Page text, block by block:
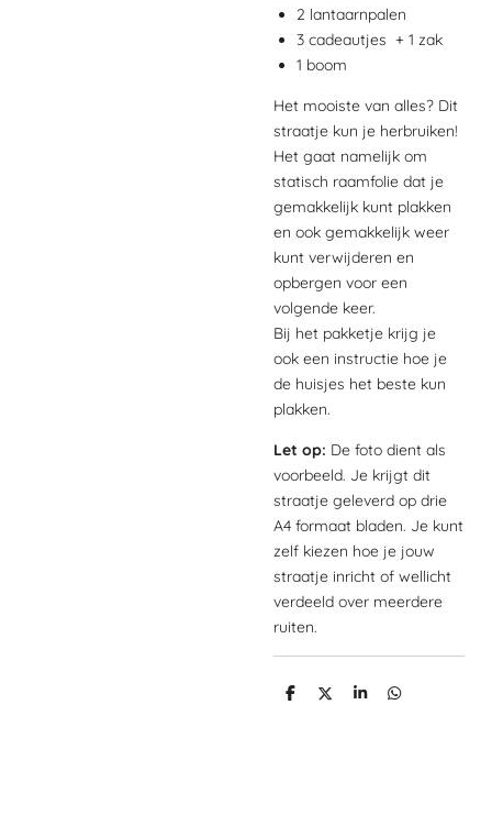
2 lantaarnpalen
3 cadeautjes + 1 zak
1 boom
Het mooiste van alles? Dit
straatje kun je herbruiken!
Het gaat namelijk om
statisch raamfolie dat je
gemakkelijk kunt plakken
en ook gemakkelijk weer
kunt verwijderen en
opbergen voor een
volgende keer.
Bij het pakketje krijg je
ook een instructie hoe je
de huisjes het beste kun
plakken.
Let op: De foto dient als
voorbeeld. Je krijgt dit
straatje geleverd op drie
A4 formaat bladen. Je kunt
zelf kiezen hoe je jouw
straatje inricht of wellicht
verdeeld over meerdere
ruiten.
D
D
S
D